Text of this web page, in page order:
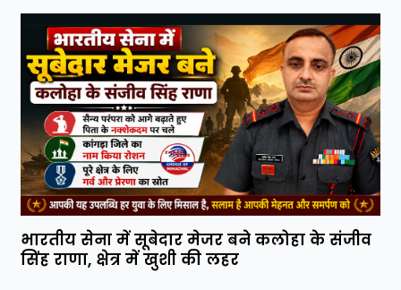
भारतीय सेना में सूबेदार मेजर बने कलोहा के संजीव
सिंह राणा, क्षेत्र में खुशी की लहर